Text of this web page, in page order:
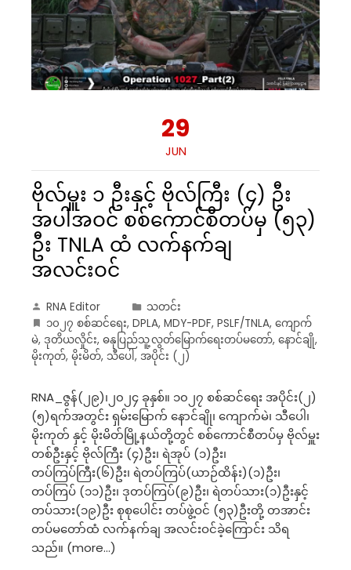
29
JUN
ဗိုလ်မှူး ၁ ဦးနှင့် ဗိုလ်ကြီး (၄) ဦး
အပါအဝင် စစ်ကောင်စီတပ်မှ (၅၃)
ဦး TNLA ထံ လက်နက်ချ
အလင်းဝင်
RNA Editor
သတင်း
၁၀၂၇ စစ်ဆင်ရေး, DPLA, MDY-PDF, PSLF/TNLA, ကျောက်
မဲ, ဒုတိယလှိုင်း, ဓနုပြည်သူ့လွတ်မြောက်ရေးတပ်မတော်, နောင်ချို,
မိုးကုတ်, မိုးမိတ်, သီပေါ , အပိုင်း (၂)
RNA_ဇွန်(၂၉)၊၂၀၂၄ ခုနှစ်။ ၁၀၂၇ စစ်ဆင်ရေး အပိုင်း(၂)
(၅)ရက်အတွင်း ရှမ်းမြောက် နောင်ချို၊ ကျောက်မဲ၊ သီပေါ၊
မိုးကုတ် နှင့် မိုးမိတ်မြို့နယ်တို့တွင် စစ်ကောင်စီတပ်မှ ဗိုလ်မှူး
တစ်ဦးနှင့် ဗိုလ်ကြီး (၄)ဦး၊ ရဲအုပ် (၁)ဦး၊
တပ်ကြပ်ကြီး(၆)ဦး၊ ရဲတပ်ကြပ်(ယာဉ်ထိန်း)(၁)ဦး၊
တပ်ကြပ် (၁၁)ဦး၊ ဒုတပ်ကြပ်(၉)ဦး၊ ရဲတပ်သား(၁)ဦးနှင့်
တပ်သား(၁၉)ဦး စုစုပေါင်း တပ်ဖွဲ့ဝင် (၅၃)ဦးတို့ တအာင်း
တပ်မတော်ထံ လက်နက်ချ အလင်းဝင်ခဲ့ကြောင်း သိရ
သည်။ (more…)